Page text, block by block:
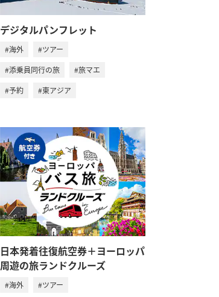
デジタルパンフレット
#海外
#ツアー
#添乗員同行の旅
#旅マエ
#予約
#東アジア
日本発着往復航空券＋ヨーロッパ
周遊の旅ランドクルーズ
#海外
#ツアー